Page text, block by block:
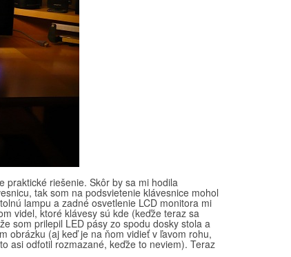
praktické riešenie. Skôr by sa mi hodila
tak som na podsvietenie klávesnice mohol
lampu a zadné osvetlenie LCD monitora mi
videl, ktoré klávesy sú kde (keďže teraz sa
som prilepil LED pásy zo spodu dosky stola a
obrázku (aj keď je na ňom vidieť v ľavom rohu,
asi odfotil rozmazané, keďže to neviem). Teraz